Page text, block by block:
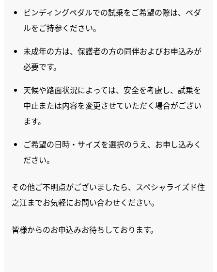
ビンディングペダルでの試乗をご希望の際は、ペダ
ルをご持参ください。
未成年の方は、保護者の方の同伴およびお申込みが
必要です。
天候や路面状況によっては、安全を考慮し、試乗を
中止または内容を変更させていただく場合がござい
ます。
ご希望の日時・サイズを選択のうえ、お申し込みく
ださい。
その他ご不明点がございましたら、スペシャライズド住
之江までお気軽にお問い合わせください。
皆様からのお申込みお待ちしております。